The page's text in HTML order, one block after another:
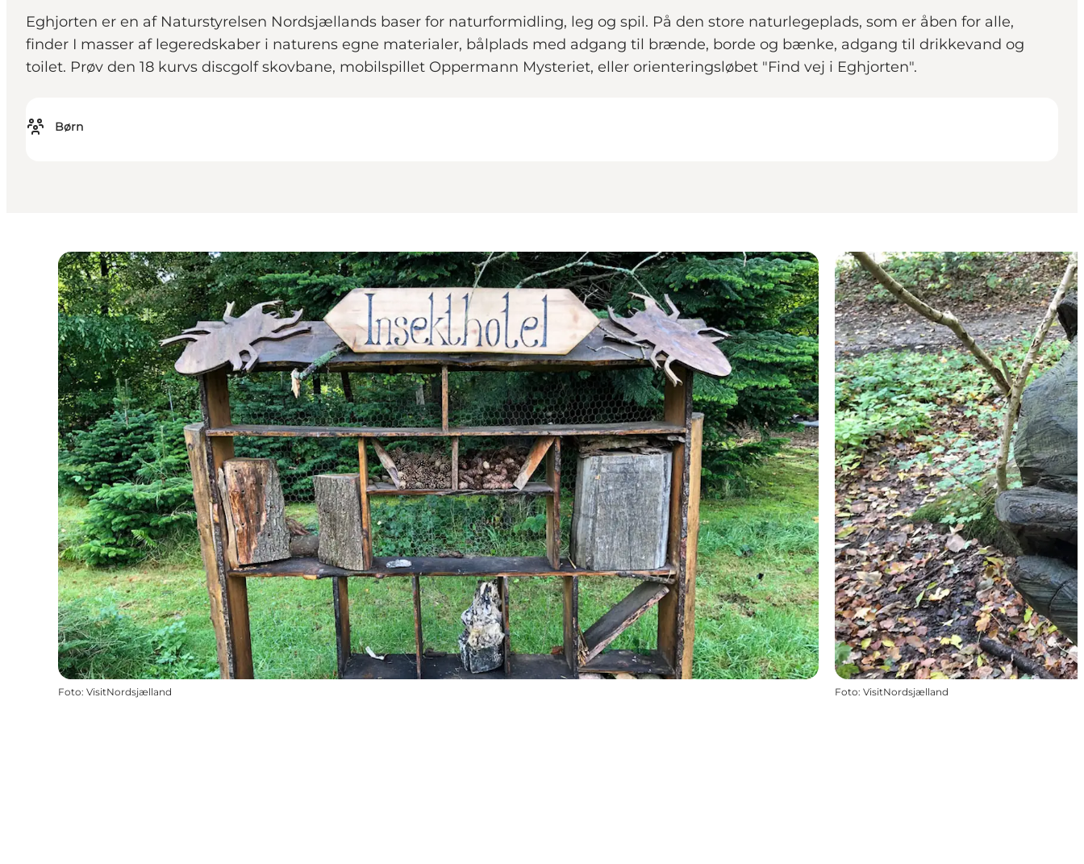
Eghjorten er en af Naturstyrelsen Nordsjællands baser for naturformidling, leg og spil. På den store naturlegeplads, som er åben for alle,
finder I masser af legeredskaber i naturens egne materialer, bålplads med adgang til brænde, borde og bænke, adgang til drikkevand og
toilet. Prøv den 18 kurvs discgolf skovbane, mobilspillet Oppermann Mysteriet, eller orienteringsløbet "Find vej i Eghjorten".
Børn
Foto: VisitNordsjælland Foto: VisitNordsjælland